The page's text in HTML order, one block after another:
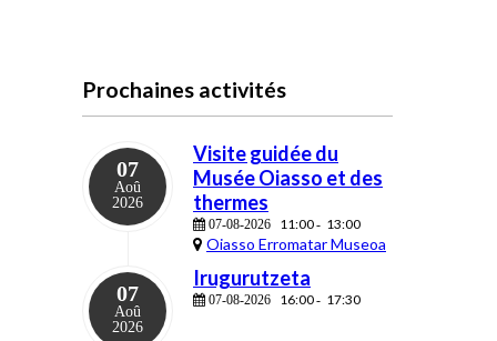
Prochaines activités
07
Aoû
2026
Visite guidée du
Musée Oiasso et des
thermes
07-08-2026 11:00- 13:00
Oiasso Erromatar Museoa
07
Aoû
2026
Irugurutzeta
07-08-2026 16:00- 17:30